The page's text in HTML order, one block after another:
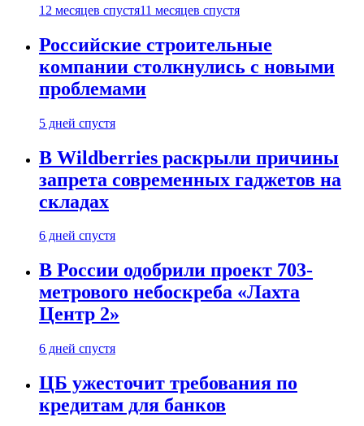
12 месяцев спустя11 месяцев спустя
Российские строительные
компании столкнулись с новыми
проблемами
5 дней спустя
В Wildberries раскрыли причины
запрета современных гаджетов на
складах
6 дней спустя
В России одобрили проект 703-
метрового небоскреба «Лахта
Центр 2»
6 дней спустя
ЦБ ужесточит требования по
кредитам для банков